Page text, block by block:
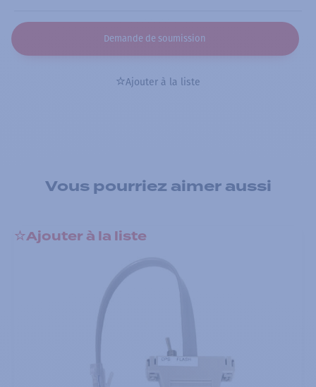
Demande de soumission
Ajouter à la liste
Vous pourriez aimer aussi
Ajouter à la liste